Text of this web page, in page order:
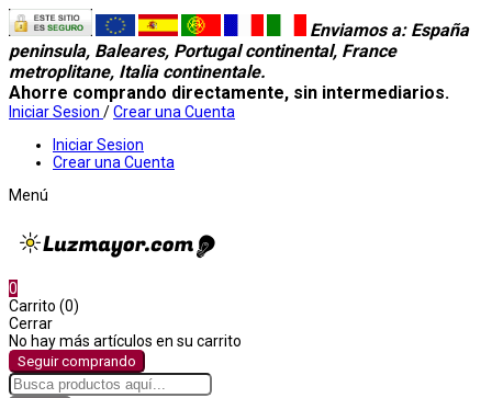
Enviamos a: España
peninsula, Baleares, Portugal continental, France
metroplitane, Italia continentale.
Ahorre comprando directamente, sin intermediarios.
Iniciar Sesion /Crear una Cuenta
Iniciar Sesion
Crear una Cuenta
Menú
0
Carrito (0)
Cerrar
No hay más artículos en su carrito
Seguir comprando